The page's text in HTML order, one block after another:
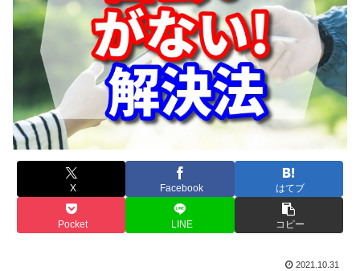
X Facebook はてブ
Pocket LINE コピー
2021.10.31